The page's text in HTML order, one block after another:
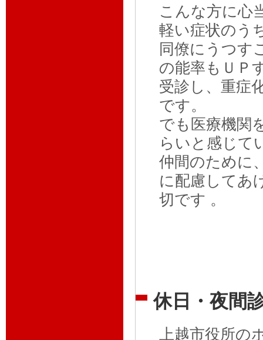
こんな方に心
軽い症状のう
同僚にうつす
の能率もＵＰ
受診し、重症
です。
でも医療機関
らいと感じて
仲間のために
に配慮してあ
切です 。
休日・夜間
上越市役所の